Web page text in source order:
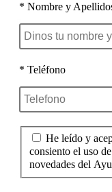
* Nombre y
* Teléfono
He leído y
consiento el uso
novedades del